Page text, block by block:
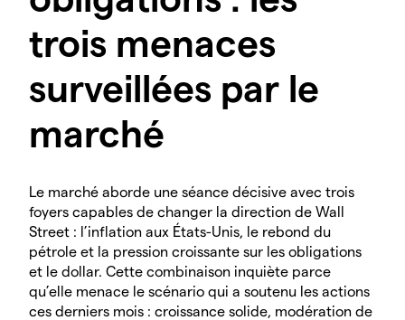
trois menaces
surveillées par le
marché
Le marché aborde une séance décisive avec trois
foyers capables de changer la direction de Wall
Street : l’inflation aux États-Unis, le rebond du
pétrole et la pression croissante sur les obligations
et le dollar. Cette combinaison inquiète parce
qu’elle menace le scénario qui a soutenu les actions
ces derniers mois : croissance solide, modération de